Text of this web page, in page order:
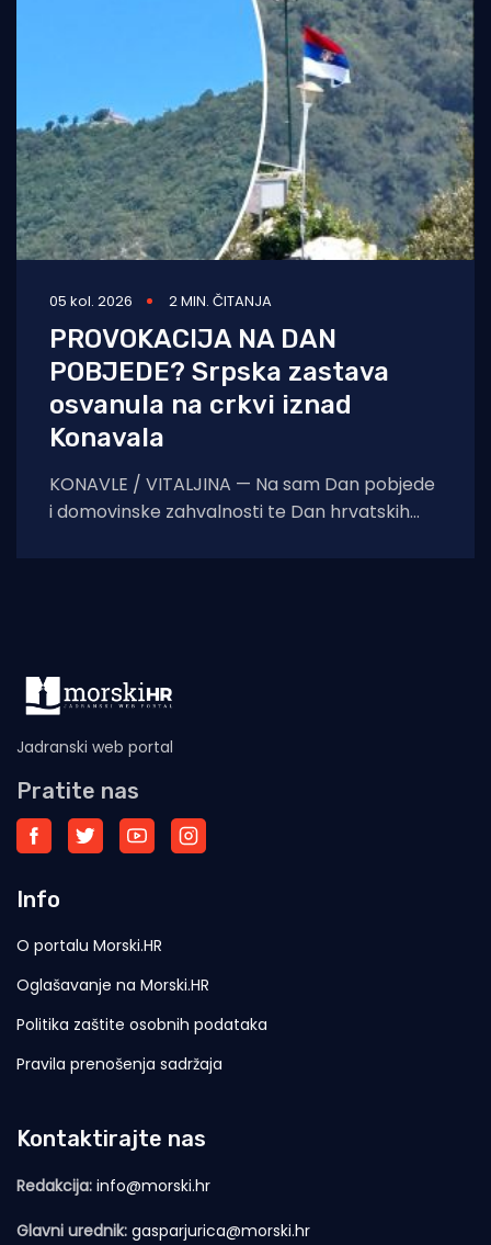
05 kol. 2026 2 MIN. ČITANJA
PROVOKACIJA NA DAN
POBJEDE? Srpska zastava
osvanula na crkvi iznad
Konavala
KONAVLE / VITALJINA — Na sam Dan pobjede
i domovinske zahvalnosti te Dan hrvatskih
Jadranski web portal
Pratite nas
Info
O portalu Morski.HR
Oglašavanje na Morski.HR
Politika zaštite osobnih podataka
Pravila prenošenja sadržaja
Kontaktirajte nas
Redakcija: info@morski.hr
Glavni urednik: gasparjurica@morski.hr